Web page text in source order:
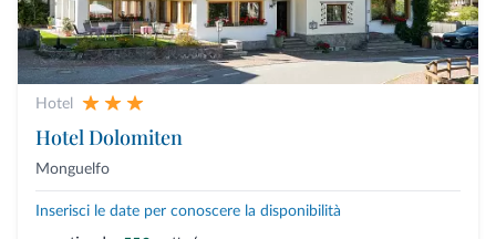
Hotel
Hotel Dolomiten
Monguelfo
Inserisci le date per conoscere la disponibilità